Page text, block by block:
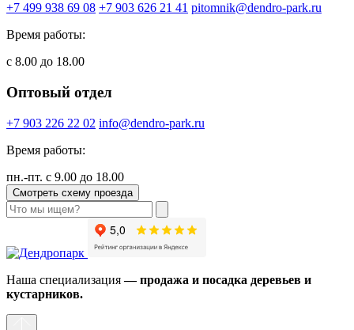
+7 499 938 69 08 +7 903 626 21 41 pitomnik@dendro-park.ru
Время работы:
с 8.00 до 18.00
Оптовый отдел
+7 903 226 22 02 info@dendro-park.ru
Время работы:
пн.-пт. с 9.00 до 18.00
Смотреть схему проезда
Наша специализация— продажа и посадка деревьев и
кустарников.